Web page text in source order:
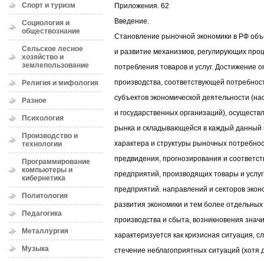
Спорт и туризм
Социология и
обществознание
Сельское лесное
хозяйство и
землепользование
Религия и мифология
Разное
Психология
Производство и
технологии
Программирование
компьютеры и
кибернетика
Политология
Педагогика
Металлургия
Музыка
Приложения. 62
Введение.
Становление рыночной экономики в РФ
и развитие механизмов, регулирующих
потребления товаров и услуг. Достижение
производства, соответствующей
субъектов экономической деятельности
и государственных организаций),
рынка и складывающейся в каждый
характера и структуры рыночных
предвидения, прогнозирования и
предприятий, производящих товары и
предприятий. направлений и секторов
развития экономики и тем более
производства и сбыта, возникновения
характеризуется как кризисная ситуация,
стечение неблагоприятных ситуаций (хотя